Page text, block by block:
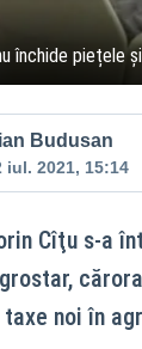
închide piețele
Budusan
iul. 2021, 15:14
Cîţu s-a
noi în